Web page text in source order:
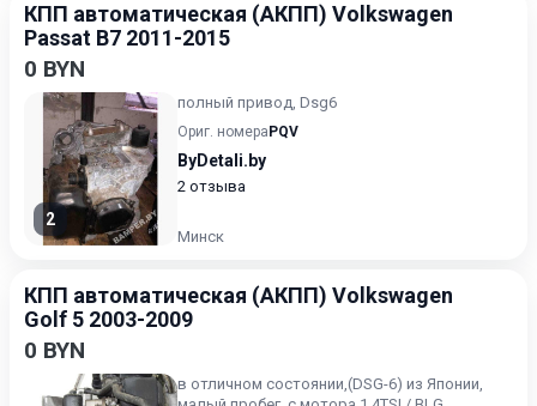
КПП автоматическая (АКПП) Volkswagen
Passat B7 2011-2015
0 BYN
2
полный привод, Dsg6
Ориг. номера PQV
ByDetali.by
2 отзыва
Минск
КПП автоматическая (АКПП) Volkswagen
Golf 5 2003-2009
0 BYN
в отличном состоянии,(DSG-6) из Японии,